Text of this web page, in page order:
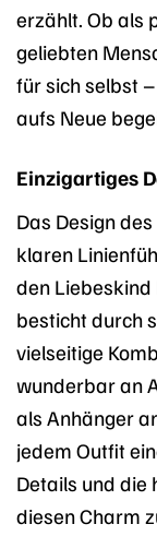
erzählt. Ob als
geliebten
für sich selbst
aufs Neue
Einzigartiges
Das Design
klaren
den Liebeskind
besticht durch
vielseitige
wunderbar an
als Anhänger
jedem Outfit
Details und die
diesen Charm